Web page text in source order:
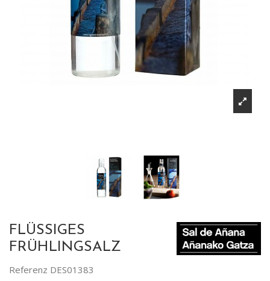
FLÜSSIGES
FRÜHLINGSALZ
Referenz DES01383